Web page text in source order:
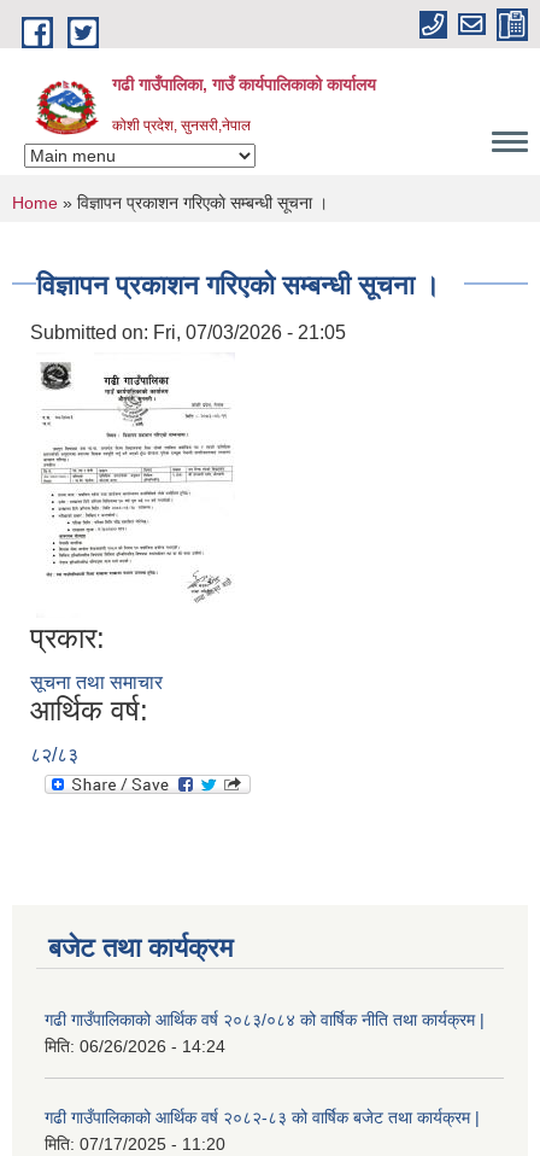
Skip to main content
गढी गाउँपालिका, गाउँ कार्यपालिकाको कार्यालय
कोशी प्रदेश, सुनसरी,नेपाल
You are here
Home » वि‌ज्ञापन प्रकाशन गरिएकाे सम्बन्धी सूचना ।
वि‌ज्ञापन प्रकाशन गरिएकाे सम्बन्धी सूचना ।
Submitted on: Fri, 07/03/2026 - 21:05
प्रकार:
सूचना तथा समाचार
आर्थिक वर्ष:
८२/८३
बजेट तथा कार्यक्रम
गढी गाउँपालिकाको आर्थिक वर्ष २०८३/०८४ को वार्षिक नीति तथा कार्यक्रम |
मिति: 06/26/2026 - 14:24
गढी गाउँपालिकाको आर्थिक वर्ष २०८२-८३ को वार्षिक बजेट तथा कार्यक्रम |
मिति: 07/17/2025 - 11:20